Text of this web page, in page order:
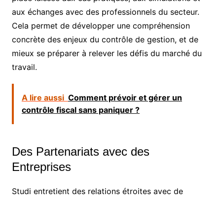
aux échanges avec des professionnels du secteur.
Cela permet de développer une compréhension
concrète des enjeux du contrôle de gestion, et de
mieux se préparer à relever les défis du marché du
travail.
A lire aussi Comment prévoir et gérer un
contrôle fiscal sans paniquer ?
Des Partenariats avec des
Entreprises
Studi entretient des relations étroites avec de